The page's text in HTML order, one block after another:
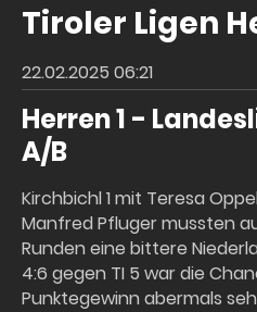
Tiroler Ligen
22.02.2025 06:21
Herren 1 -
A/B
Kirchbichl 1 mit Teresa
Manfred Pfluger mussten
Runden eine bittere
4:6 gegen TI 5 war die
Punktegewinn abermals